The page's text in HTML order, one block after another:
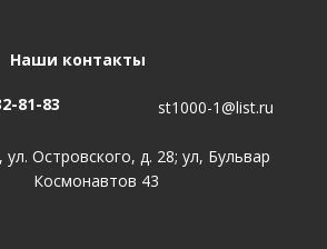
Наши контакты
81-83 st1000-1@list.ru
ул. Островского, д. 28; ул, Бульвар
Космонавтов 43